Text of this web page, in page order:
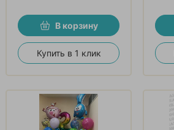
В корзину
Купить в 1 клик